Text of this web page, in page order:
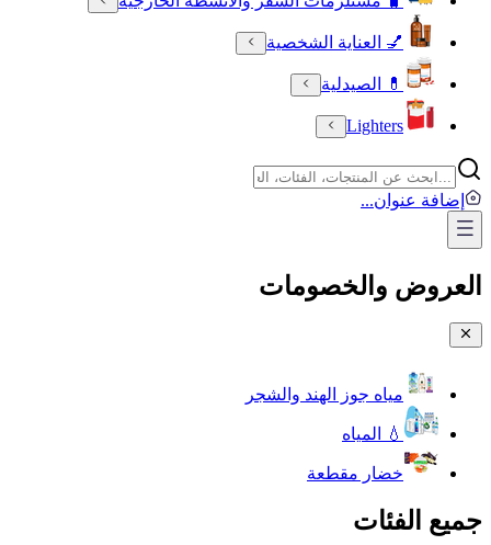
💅 العناية الشخصية
💊 الصيدلية
Lighters
إضافة عنوان...
العروض والخصومات
مياه جوز الهند والشجر
💧 المياه
خضار مقطعة
جميع الفئات